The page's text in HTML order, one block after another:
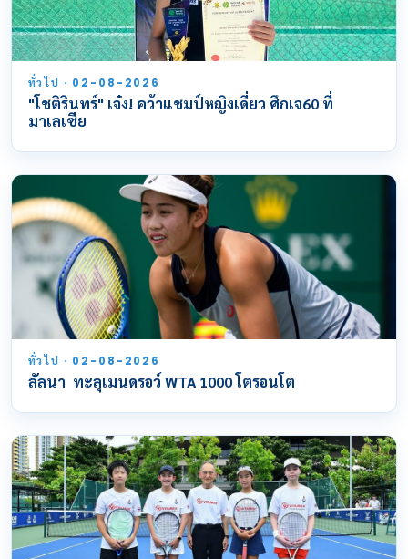
ทั่วไป · 02-08-2026
"โชติรินทร์" เจ๋ง! คว้าแชมป์หญิงเดี่ยว ศึกเจ60 ที่
มาเลเซีย
ทั่วไป · 02-08-2026
ลัลนา ทะลุเมนดรอว์ WTA 1000 โตรอนโต